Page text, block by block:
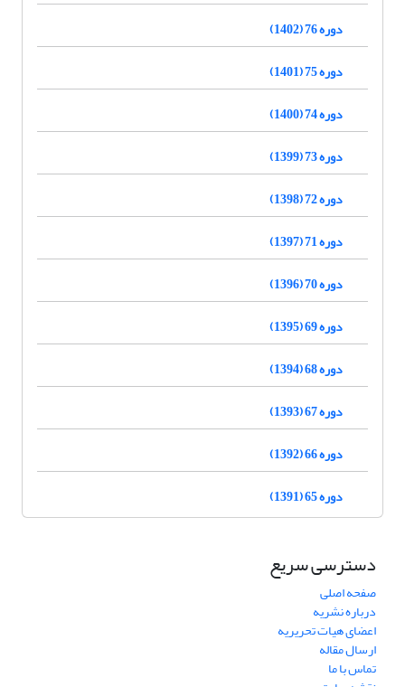
دوره 76 (1402)
دوره 75 (1401)
دوره 74 (1400)
دوره 73 (1399)
دوره 72 (1398)
دوره 71 (1397)
دوره 70 (1396)
دوره 69 (1395)
دوره 68 (1394)
دوره 67 (1393)
دوره 66 (1392)
دوره 65 (1391)
دسترسی سریع
صفحه اصلی
درباره نشریه
اعضای هیات تحریریه
ارسال مقاله
تماس با ما